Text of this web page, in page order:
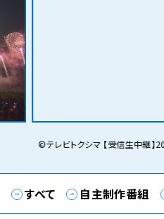
©テレビトクシマ 【受信生中継】
すべて 自主制作番組